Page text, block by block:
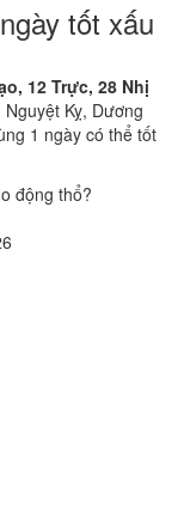
tốt xấu
12 Trực, 28 Nhị
Kỵ, Dương
1 ngày có thể tốt
động thổ?